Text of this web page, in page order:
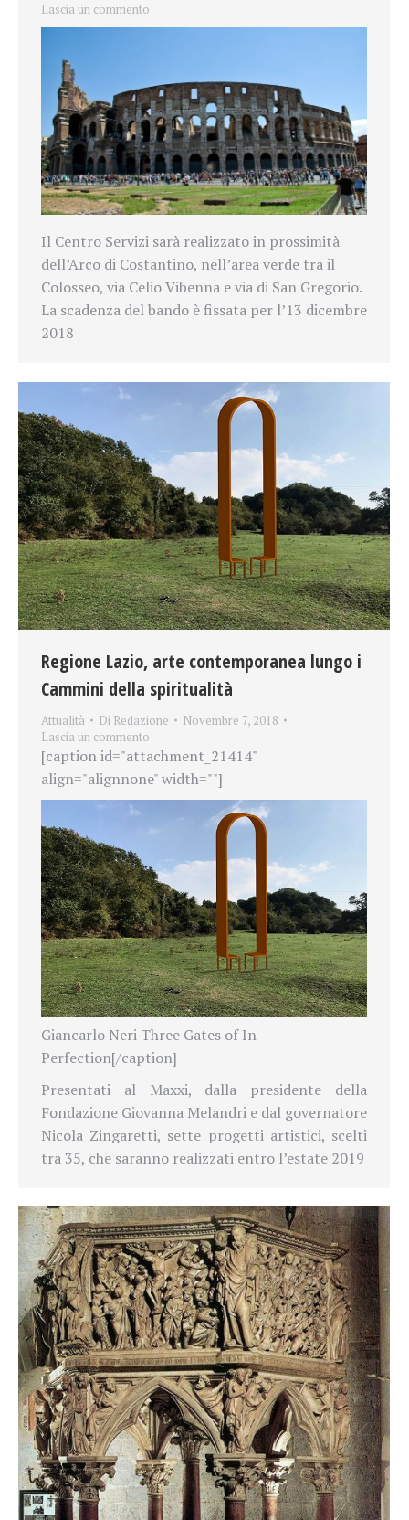
Lascia un commento
Il Centro Servizi sarà realizzato in prossimità
dell’Arco di Costantino, nell’area verde tra il
Colosseo, via Celio Vibenna e via di San Gregorio.
La scadenza del bando è fissata per l’13 dicembre
2018
Regione Lazio, arte contemporanea lungo i
Cammini della spiritualità
Attualità Di Redazione
Novembre 7, 2018
Lascia un commento
[caption id="attachment_21414"
align="alignnone" width=""]
Giancarlo Neri Three Gates of In
Perfection[/caption]
Presentati al Maxxi, dalla presidente della
Fondazione Giovanna Melandri e dal governatore
Nicola Zingaretti, sette progetti artistici, scelti
tra 35, che saranno realizzati entro l’estate 2019